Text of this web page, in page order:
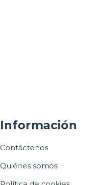
Información
Contáctenos
Quiénes somos